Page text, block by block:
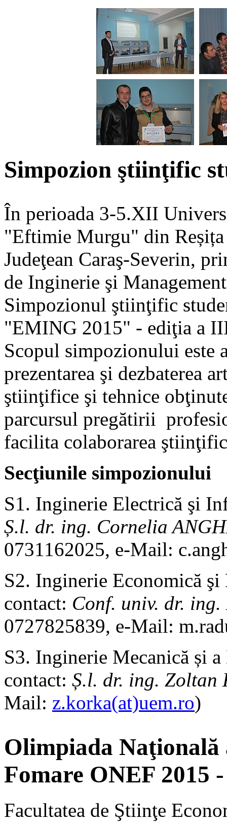
Simpozion ştiinţific
În perioada 3-5.XII
"Eftimie Murgu" din
Judeţean Caraş-Severin,
de Inginerie şi
Simpozionul ştiinţific
"EMING 2015" - ediţia a
Scopul simpozionului este
prezentarea şi dezbaterea
ştiinţifice şi tehnice
parcursul pregătirii
facilita colaborarea
Secţiunile simpozionului
S1. Inginerie Electrică şi
Ș.l. dr. ing. Cornelia
0731162025, e-Mail:
S2. Inginerie Economică
contact: Conf. univ. dr.
0727825839, e-Mail:
S3. Inginerie Mecanică și
contact: Ș.l. dr. ing. Zoltan
Mail: z.korka(at)uem.ro)
Olimpiada
Fomare ONEF 2015
Facultatea de Ştiinţe